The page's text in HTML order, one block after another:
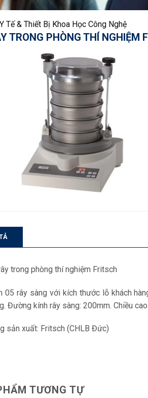
Tế & Thiết Bị Khoa Học Công Nghệ
TRONG PHÒNG THÍ NGHIỆM
trong phòng thí nghiệm Fritsch
05 rây sàng với kích thước lỗ khách
Đường kính rây sàng: 200mm. Chiều
sản xuất: Fritsch (CHLB Đức)
TƯƠNG TỰ